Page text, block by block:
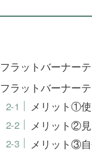
フラットバーナー
フラットバーナー
メリット①
メリット②
メリット③